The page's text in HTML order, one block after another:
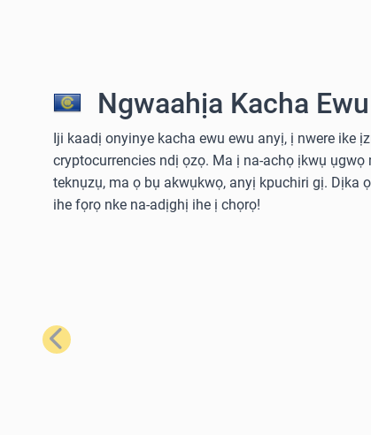
Ngwaahịa Kacha
Iji kaadị onyinye kacha ewu ewu anyị, ị nwere ike
cryptocurrencies ndị ọzọ. Ma ị na-achọ ịkwụ
teknụzụ, ma ọ bụ akwụkwọ, anyị kpuchiri gị. Dịka
ihe fọrọ nke na-adịghị ihe ị chọrọ!
Nke gara aga